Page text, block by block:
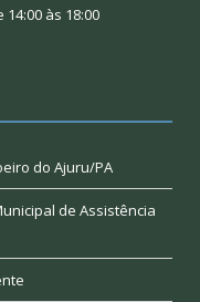
às 18:00
do Ajuru/PA
de Assistência